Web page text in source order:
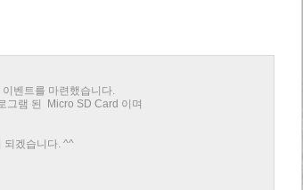
벤트를 마련했습니다.
그램 된 Micro SD Card 이며
되겠습니다. ^^